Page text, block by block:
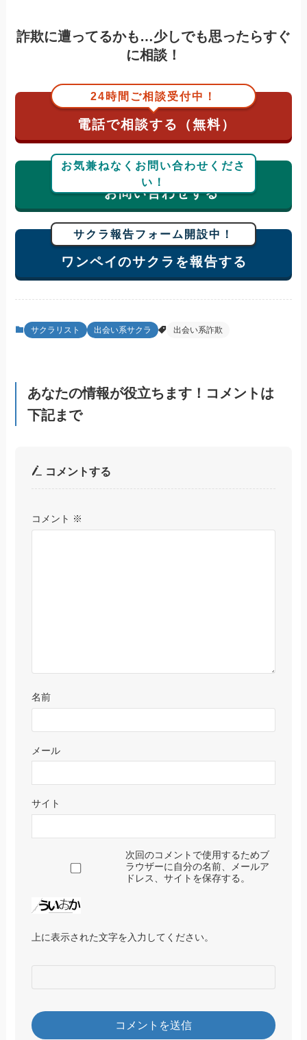
詐欺に遭ってるかも…少しでも思ったらすぐ
に相談！
24時間ご相談受付中！
電話で相談する（無料）
お気兼ねなくお問い合わせくださ
い！
お問い合わせする
サクラ報告フォーム開設中！
ワンペイのサクラを報告する
サクラリスト 出会い系サクラ 出会い系詐欺
あなたの情報が役立ちます！コメントは
下記まで
コメントする
コメント ※
名前
メール
サイト
次回のコメントで使用するためブ
ラウザーに自分の名前、メールア
ドレス、サイトを保存する。
上に表示された文字を入力してください。